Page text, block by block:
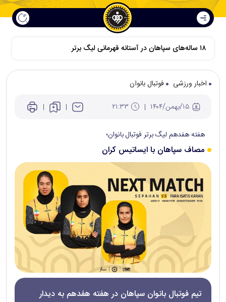
اخبار ورزشی
فوتبال بانوان
هفته هفدهم لیگ برتر فوتبال بانوان؛
مصاف سپاهان با ایساتیس کران
تیم فوتبال بانوان سپاهان در هفته هفدهم به دیدار